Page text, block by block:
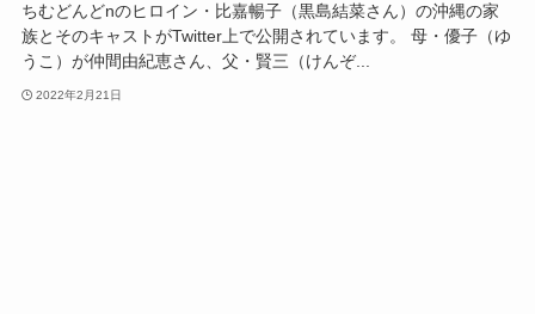
ちむどんどnのヒロイン・比嘉暢子（黒島結菜さん）の沖縄の家
族とそのキャストがTwitter上で公開されています。 母・優子（ゆ
うこ）が仲間由紀恵さん、父・賢三（けんぞ...
2022年2月21日